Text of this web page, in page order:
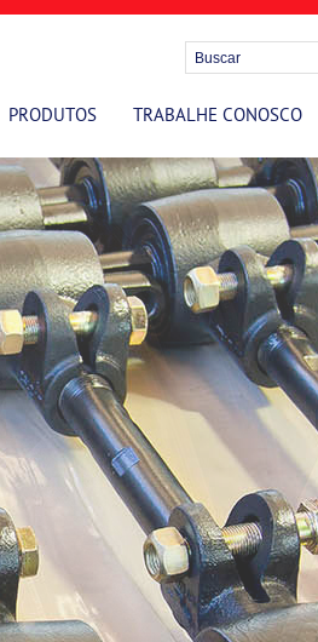
PRODUTOS TRABALHE CONOSCO